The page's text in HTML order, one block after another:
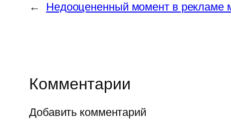
← Недооцененный момент в рекламе
Комментарии
Добавить комментарий